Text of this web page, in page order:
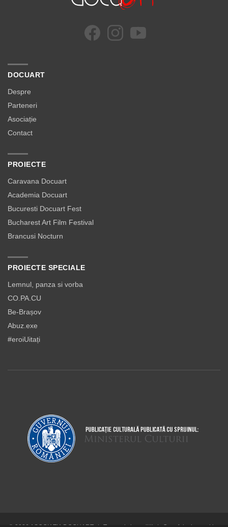
DOCUART
Despre
Parteneri
Asociație
Contact
PROIECTE
Caravana Docuart
Academia Docuart
Bucuresti Docuart Fest
Bucharest Art Film Festival
Brancusi Nocturn
PROIECTE SPECIALE
Lemnul, panza si vorba
CO.PA.CU
Be-Brașov
Abuz.exe
#eroiUitați